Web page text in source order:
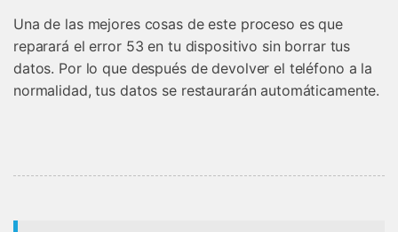
Una de las mejores cosas de este proceso es que
reparará el error 53 en tu dispositivo sin borrar tus
datos. Por lo que después de devolver el teléfono a la
normalidad, tus datos se restaurarán automáticamente.